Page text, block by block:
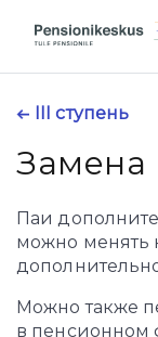
III ступень
Замена
Паи
можно менять
Можно также
в пенсионном